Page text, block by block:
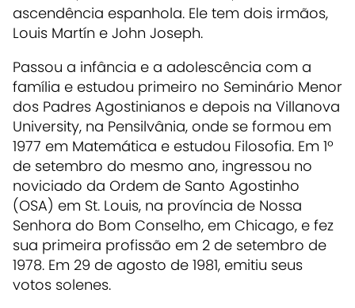
ascendência espanhola. Ele tem dois irmãos,
Louis Martín e John Joseph.
Passou a infância e a adolescência com a
família e estudou primeiro no Seminário Menor
dos Padres Agostinianos e depois na Villanova
University, na Pensilvânia, onde se formou em
1977 em Matemática e estudou Filosofia. Em 1º
de setembro do mesmo ano, ingressou no
noviciado da Ordem de Santo Agostinho
(OSA) em St. Louis, na província de Nossa
Senhora do Bom Conselho, em Chicago, e fez
sua primeira profissão em 2 de setembro de
1978. Em 29 de agosto de 1981, emitiu seus
votos solenes.